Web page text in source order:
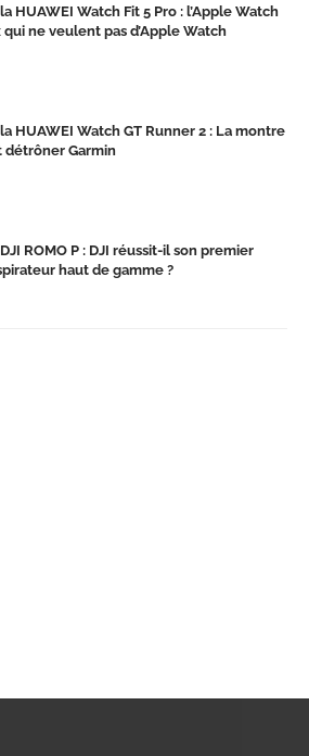
HUAWEI Watch Fit 5 Pro : l’Apple Watch
ne veulent pas d’Apple Watch
HUAWEI Watch GT Runner 2 : La montre
détrôner Garmin
ROMO P : DJI réussit-il son premier
haut de gamme ?